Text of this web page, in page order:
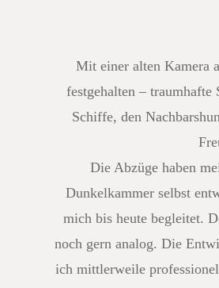
Mit einer alten Kamera
festgehalten – traumhafte
Schiffe, den
Die Abzüge haben
Dunkelkammer selbst
mich bis heute begleitet.
noch gern analog. Die
ich mittlerweile